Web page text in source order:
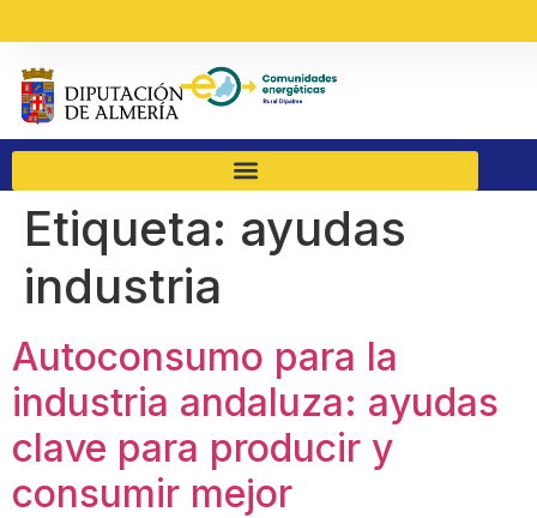
Etiqueta: ayudas
industria
Autoconsumo para la
industria andaluza: ayudas
clave para producir y
consumir mejor